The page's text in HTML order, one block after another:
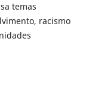
temas
racismo